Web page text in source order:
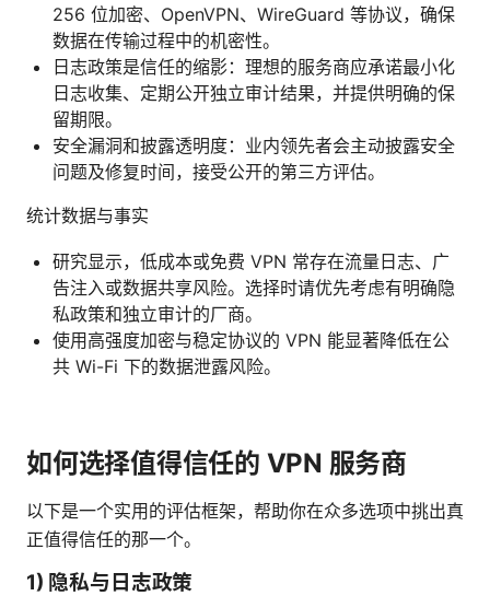
256 位加密、OpenVPN、WireGuard 等协议，确保
数据在传输过程中的机密性。
日志政策是信任的缩影：理想的服务商应承诺最小化
日志收集、定期公开独立审计结果，并提供明确的保
留期限。
安全漏洞和披露透明度：业内领先者会主动披露安全
问题及修复时间，接受公开的第三方评估。
统计数据与事实
研究显示，低成本或免费 VPN 常存在流量日志、广
告注入或数据共享风险。选择时请优先考虑有明确隐
私政策和独立审计的厂商。
使用高强度加密与稳定协议的 VPN 能显著降低在公
共 Wi-Fi 下的数据泄露风险。
如何选择值得信任的 VPN 服务商
以下是一个实用的评估框架，帮助你在众多选项中挑出真
正值得信任的那一个。
1) 隐私与日志政策